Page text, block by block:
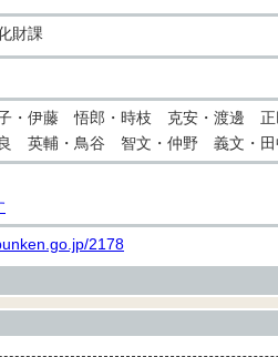
財課
・伊藤 悟郎・時枝 克安・渡邊
英輔・鳥谷 智文・仲野 義文・
2178